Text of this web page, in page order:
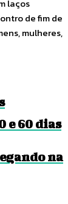
laços
de fim de
mulheres,
e 60 dias
na